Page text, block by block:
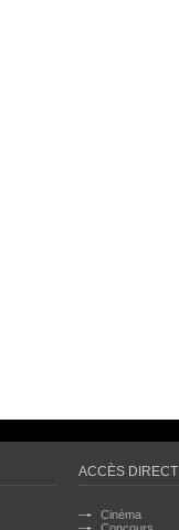
ACCÈS DIRECT
Cinéma